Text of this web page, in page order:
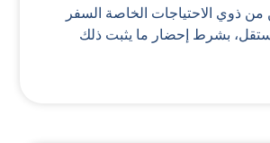
ذوي الاحتياجات الخاصة السفر
بشرط إحضار ما يثبت ذلك